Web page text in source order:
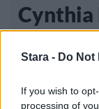
Stara - Do
If you wish to
processing of
Cynthia
Espanjaa ei